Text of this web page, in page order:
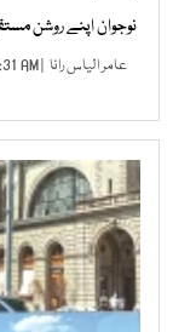
نوجوان اپنے روشن
عامر الیاس رانا | JUN 21, 2026 02:31 AM |